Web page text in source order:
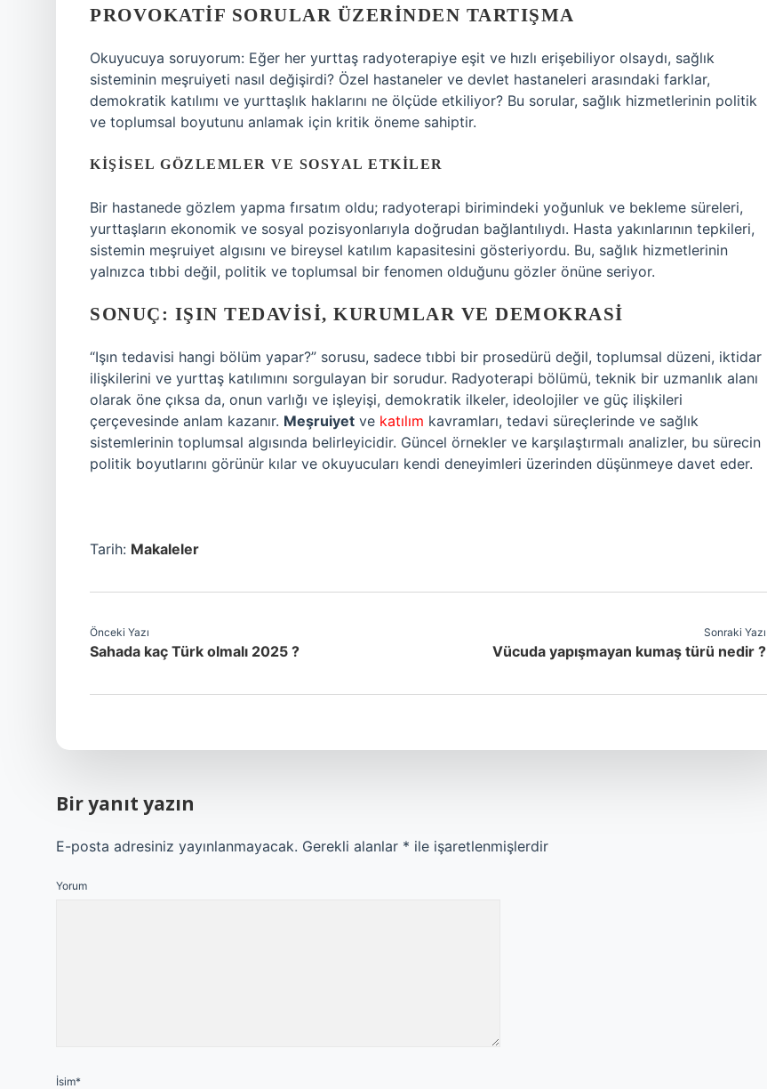
PROVOKATIF SORULAR ÜZERINDEN TARTIŞMA
Okuyucuya soruyorum: Eğer her yurttaş radyoterapiye eşit ve hızlı erişebiliyor olsaydı, sağlık
sisteminin meşruiyeti nasıl değişirdi? Özel hastaneler ve devlet hastaneleri arasındaki farklar,
demokratik katılımı ve yurttaşlık haklarını ne ölçüde etkiliyor? Bu sorular, sağlık hizmetlerinin politik
ve toplumsal boyutunu anlamak için kritik öneme sahiptir.
KIŞISEL GÖZLEMLER VE SOSYAL ETKILER
Bir hastanede gözlem yapma fırsatım oldu; radyoterapi birimindeki yoğunluk ve bekleme süreleri,
yurttaşların ekonomik ve sosyal pozisyonlarıyla doğrudan bağlantılıydı. Hasta yakınlarının tepkileri,
sistemin meşruiyet algısını ve bireysel katılım kapasitesini gösteriyordu. Bu, sağlık hizmetlerinin
yalnızca tıbbi değil, politik ve toplumsal bir fenomen olduğunu gözler önüne seriyor.
SONUÇ: IŞIN TEDAVISI, KURUMLAR VE DEMOKRASI
“Işın tedavisi hangi bölüm yapar?” sorusu, sadece tıbbi bir prosedürü değil, toplumsal düzeni, iktidar
ilişkilerini ve yurttaş katılımını sorgulayan bir sorudur. Radyoterapi bölümü, teknik bir uzmanlık alanı
olarak öne çıksa da, onun varlığı ve işleyişi, demokratik ilkeler, ideolojiler ve güç ilişkileri
çerçevesinde anlam kazanır. Meşruiyet ve katılım kavramları, tedavi süreçlerinde ve sağlık
sistemlerinin toplumsal algısında belirleyicidir. Güncel örnekler ve karşılaştırmalı analizler, bu sürecin
politik boyutlarını görünür kılar ve okuyucuları kendi deneyimleri üzerinden düşünmeye davet eder.
Tarih: Makaleler
Önceki Yazı
Sahada kaç Türk olmalı 2025 ?
Sonraki Yazı
Vücuda yapışmayan kumaş türü nedir ?
Bir yanıt yazın
E-posta adresiniz yayınlanmayacak. Gerekli alanlar * ile işaretlenmişlerdir
Yorum
İsim*